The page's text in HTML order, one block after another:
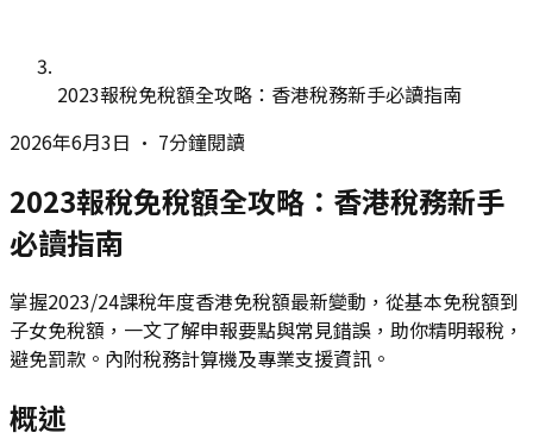
2023報稅免稅額全攻略：香港稅務新手必讀指南
2026年6月3日 • 7分鐘閱讀
2023報稅免稅額全攻略：香港稅務新手
必讀指南
掌握2023/24課稅年度香港免稅額最新變動，從基本免稅額到
子女免稅額，一文了解申報要點與常見錯誤，助你精明報稅，
避免罰款。內附稅務計算機及專業支援資訊。
概述